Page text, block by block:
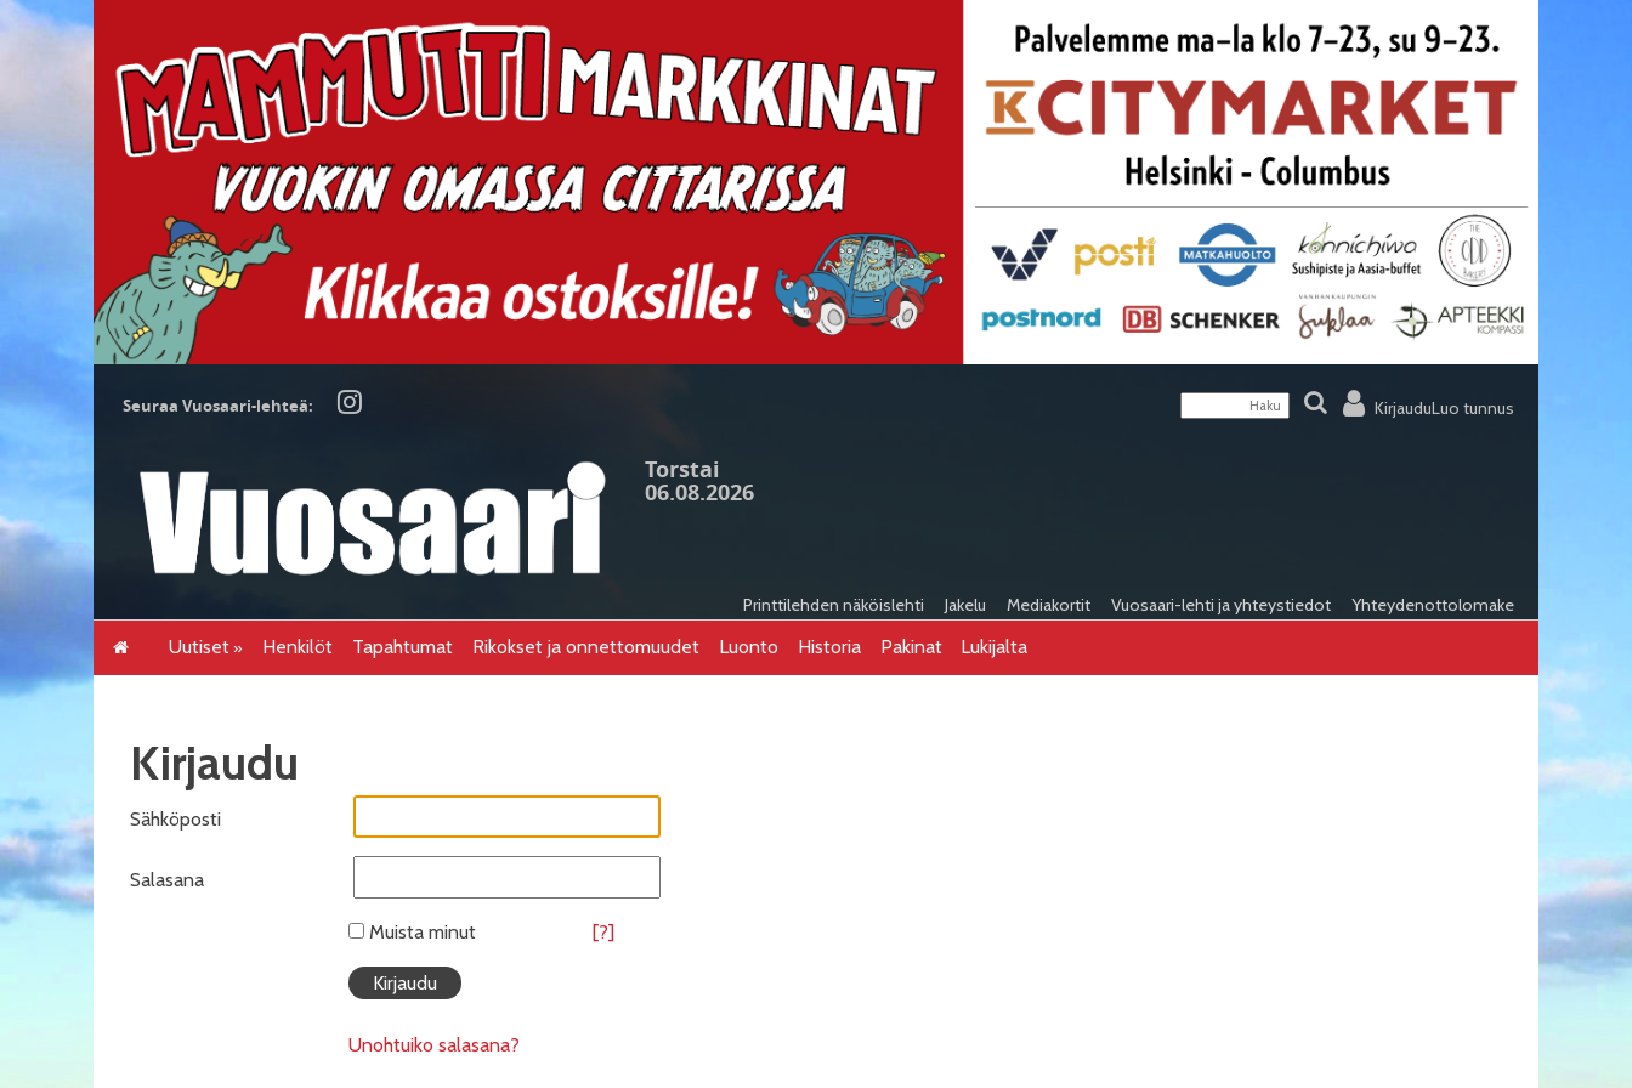
KirjauduLuo tunnus
Seuraa Vuosaari-lehteä:
Torstai
06.08.2026
Printtilehden näköislehti Jakelu Mediakortit Vuosaari-lehti ja yhteystiedot Yhteydenottolomake
Uutiset Henkilöt Tapahtumat Rikokset ja onnettomuudet Luonto Historia Pakinat Lukijalta
Kirjaudu
Sähköposti
Salasana
Muista minut [?]
Unohtuiko salasana?